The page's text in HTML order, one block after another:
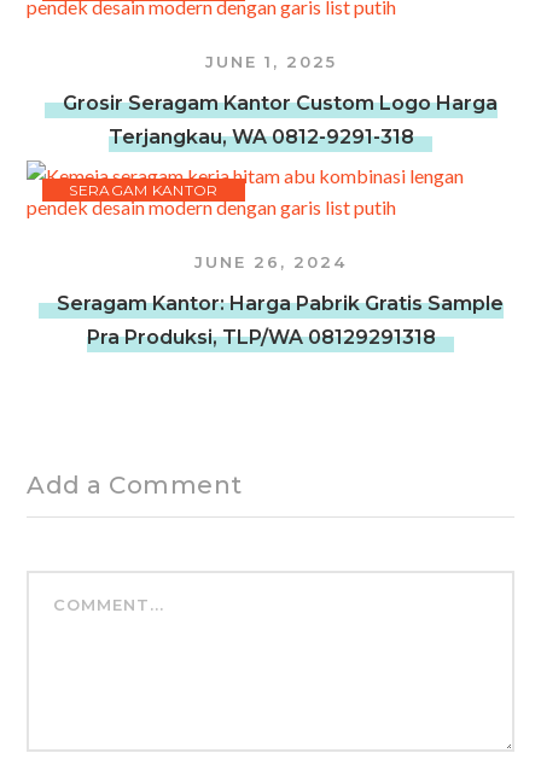
JUNE 1, 2025
Grosir Seragam Kantor Custom Logo Harga
Terjangkau, WA 0812-9291-318
SERAGAM KANTOR
JUNE 26, 2024
Seragam Kantor: Harga Pabrik Gratis Sample
Pra Produksi, TLP/WA 08129291318
Add a Comment